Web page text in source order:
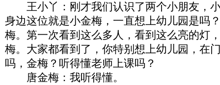
王小丫：刚才我们认识了两个小朋友，
身边这位就是小金梅，一直想上幼儿园是吗
梅。第一次看到这么多人，看到这么亮的灯
梅。大家都看到了，你特别想上幼儿园，在
吗，金梅？听得懂老师上课吗？
唐金梅：我听得懂。